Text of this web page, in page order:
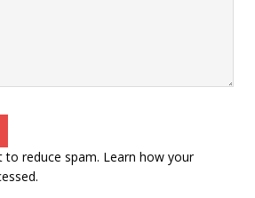
to reduce spam. Learn how your
.